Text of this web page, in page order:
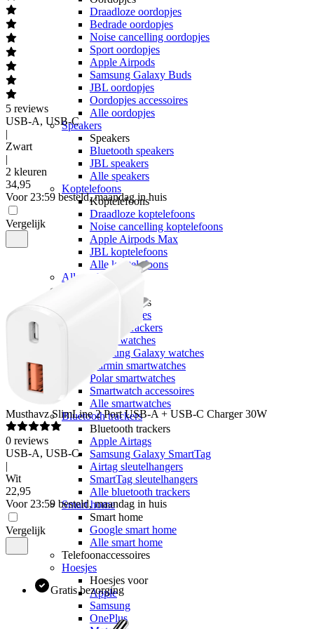
Draadloze oordopjes
Bedrade oordopjes
Noise cancelling oordopjes
Sport oordopjes
Apple Airpods
Samsung Galaxy Buds
JBL oordopjes
Oordopjes accessoires
Alle oordopjes
Speakers
Speakers
Bluetooth speakers
JBL speakers
Alle speakers
Koptelefoons
Koptelefoons
Draadloze koptelefoons
Noise cancelling koptelefoons
Apple Airpods Max
JBL koptelefoons
Alle koptelefoons
Alle audio
Smartwatches
Sporthorloges
Activity trackers
Apple watches
Samsung Galaxy watches
Garmin smartwatches
Polar smartwatches
Smartwatch accessoires
Alle smartwatches
Bluetooth trackers
Bluetooth trackers
Apple Airtags
Samsung Galaxy SmartTag
Airtag sleutelhangers
SmartTag sleutelhangers
Alle bluetooth trackers
Smart home
Smart home
Google smart home
Alle smart home
Telefoonaccessoires
Hoesjes
Hoesjes voor
Apple
Samsung
OnePlus
5 reviews
USB-A, USB-C
|
Zwart
|
2 kleuren
34,95
Voor 23:59 besteld, maandag in huis
Vergelijk
Musthavz SlimLine 2 Port USB-A + USB-C Charger 30W
0 reviews
USB-A, USB-C
|
Wit
22,95
Voor 23:59 besteld, maandag in huis
Vergelijk
Gratis bezorging